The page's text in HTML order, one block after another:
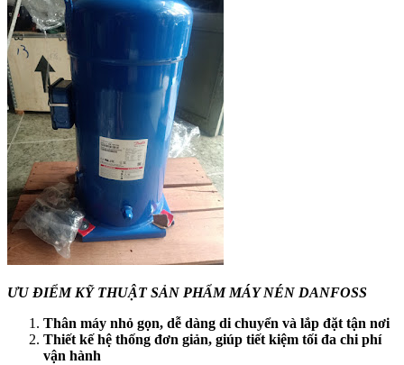
ƯU ĐIỂM KỸ THUẬT SẢN PHẨM MÁY NÉN DANFOSS
Thân máy nhỏ gọn, dễ dàng di chuyển và lắp đặt tận nơi
Thiết kế hệ thống đơn giản, giúp tiết kiệm tối đa chi phí
vận hành